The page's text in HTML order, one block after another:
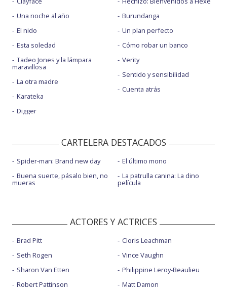
Una noche al año
El nido
Esta soledad
Tadeo Jones y la lámpara
maravillosa
La otra madre
Karateka
Digger
Burundanga
Un plan perfecto
Cómo robar un banco
Verity
Sentido y sensibilidad
Cuenta atrás
CARTELERA DESTACADOS
Spider-man: Brand new day
Buena suerte, pásalo bien, no
mueras
El último mono
La patrulla canina: La dino
película
ACTORES Y ACTRICES
Brad Pitt
Seth Rogen
Sharon Van Etten
Robert Pattinson
Cloris Leachman
Vince Vaughn
Philippine Leroy-Beaulieu
Matt Damon